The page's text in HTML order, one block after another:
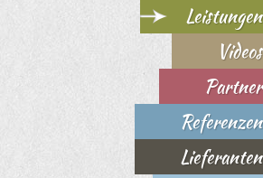
Leistungen
Videos
Partner
Referenzen
Lieferanten